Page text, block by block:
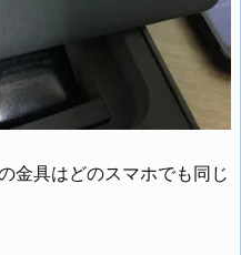
金具はどのスマホでも同じ